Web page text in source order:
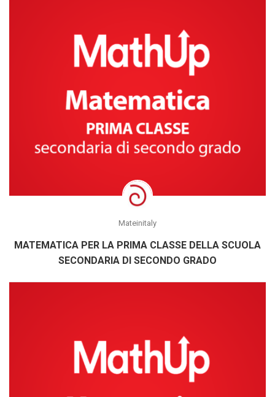
Mateinitaly
MATEMATICA PER LA PRIMA CLASSE DELLA SCUOLA
SECONDARIA DI SECONDO GRADO